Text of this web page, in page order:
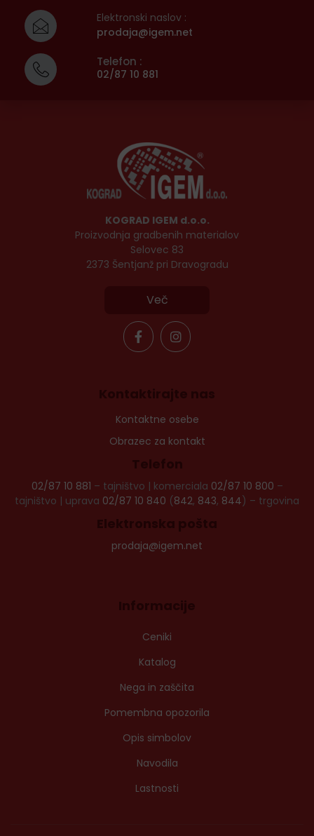
Elektronski naslov :
prodaja@igem.net
Telefon :
02/87 10 881
KOGRAD IGEM d.o.o.
Proizvodnja gradbenih materialov
Selovec 83
2373 Šentjanž pri Dravogradu
Več
Kontaktirajte nas
Kontaktne osebe
Obrazec za kontakt
Telefon
02/87 10 881 – tajništvo | komerciala 02/87 10 800 –
tajništvo | uprava 02/87 10 840 (842, 843, 844) – trgovina
Elektronska pošta
prodaja@igem.net
Informacije
Ceniki
Katalog
Nega in zaščita
Pomembna opozorila
Opis simbolov
Navodila
Lastnosti